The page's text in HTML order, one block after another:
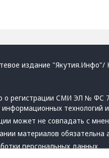
издание "Якутия.Инфо"/
о регистрации СМИ ЭЛ № ФС
информационных технологий
может не совпадать с
материалов обязательна
персональных данных